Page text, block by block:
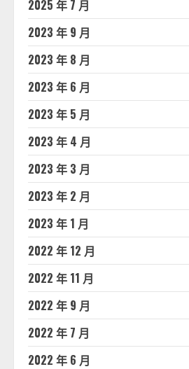
2025 年 7 月
2023 年 9 月
2023 年 8 月
2023 年 6 月
2023 年 5 月
2023 年 4 月
2023 年 3 月
2023 年 2 月
2023 年 1 月
2022 年 12 月
2022 年 11 月
2022 年 9 月
2022 年 7 月
2022 年 6 月